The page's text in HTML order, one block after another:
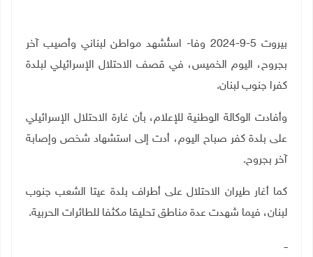
بيروت 5-9-2024 وفا- استُشهد مواطن لبناني وأصيب آخر
بجروح، اليوم الخميس، في قصف الاحتلال الإسرائيلي لبلدة
كفرا جنوب لبنان.
وأفادت الوكالة الوطنية للإعلام، بأن غارة الاحتلال الإسرائيلي
على بلدة كفر صباح اليوم، أدت إلى استشهاد شخص وإصابة
آخر بجروح.
كما أغار طيران الاحتلال على أطراف بلدة عيتا الشعب جنوب
لبنان، فيما شهدت عدة مناطق تحليقا مكثفا للطائرات الحربية.
ــ